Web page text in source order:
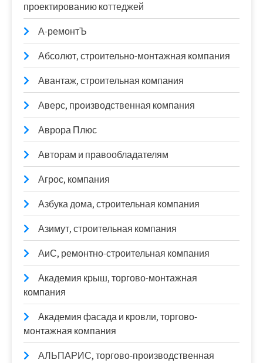
проектированию коттеджей
А-ремонтЪ
Абсолют, строительно-монтажная компания
Авантаж, строительная компания
Аверс, производственная компания
Аврора Плюс
Авторам и правообладателям
Агрос, компания
Азбука дома, строительная компания
Азимут, строительная компания
АиС, ремонтно-строительная компания
Академия крыш, торгово-монтажная
компания
Академия фасада и кровли, торгово-
монтажная компания
АЛЬПАРИС, торгово-производственная